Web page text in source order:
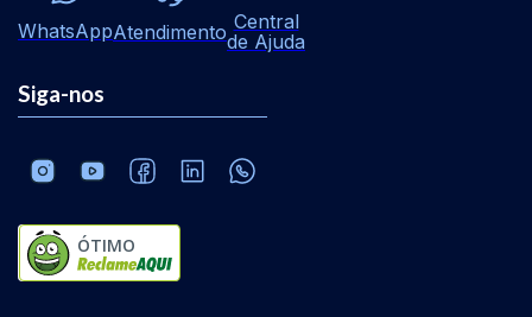
WhatsAppAtendimento Central
de Ajuda
Siga-nos
ÓTIMO